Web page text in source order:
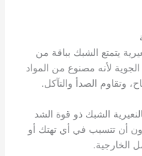
يتمتع الشبك بباقة من
لأنه مصنوع من المواد
وتقاوم الصدأ والتآكل.
الشبك ذو قوة الشد
أن تتسبب في أي تهتك أو
الخارجية.